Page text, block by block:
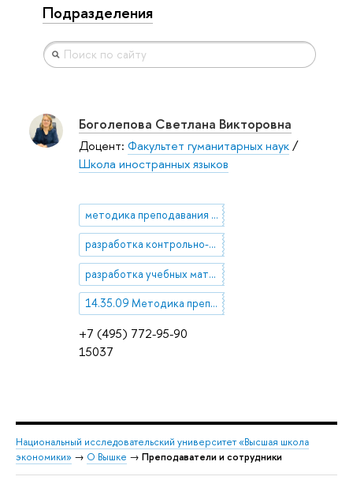
Подразделения
+7 (495) 772-95-90
15037
Боголепова Светлана Викторовна
Доцент: Факультет гуманитарных наук/
Школа иностранных языков
методика преподавания иностранного языка
разработка контрольно-измерительных и тестовых материалов
разработка учебных материалов и курсов
14.35.09 Методика преподавания учебных дисциплин в высшей профессиональной школе
Национальный исследовательский университет «Высшая школа
экономики» → О Вышке → Преподаватели и сотрудники